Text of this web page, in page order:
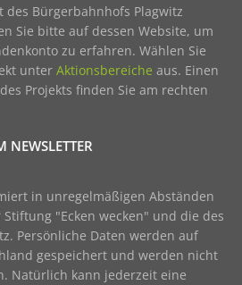
des Bürgerbahnhofs Plagwitz
Sie bitte auf dessen Website, um
zu erfahren. Wählen Sie
unterAktionsbereiche aus. Einen
Projekts finden Sie am rechten
in unregelmäßigen Abständen
"Ecken wecken" und die des
Persönliche Daten werden auf
gespeichert und werden nicht
Natürlich kann jederzeit eine